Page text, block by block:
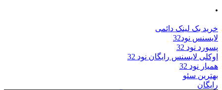
.
خرید بک لینک دائمی
لایسنس نود32
پسورد نود 32
اوکلی لایسنس رایگان نود 32
همیار نود 32
بهترین سئو
رایگان